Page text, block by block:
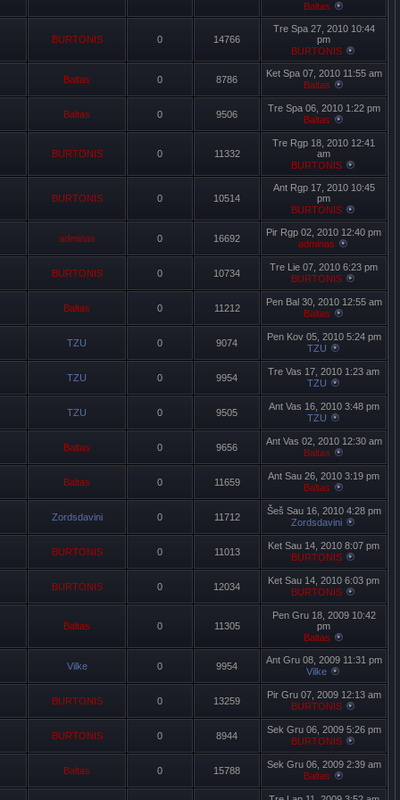
Baltas
BURTONIS 0 14766
Tre Spa 27, 2010 10:44
pm
BURTONIS
Baltas 0 8786
Ket Spa 07, 2010 11:55 am
Baltas
Baltas 0 9506
Tre Spa 06, 2010 1:22 pm
Baltas
BURTONIS 0 11332
Tre Rgp 18, 2010 12:41
am
BURTONIS
BURTONIS 0 10514
Ant Rgp 17, 2010 10:45
pm
BURTONIS
adminas 0 16692
Pir Rgp 02, 2010 12:40 pm
adminas
BURTONIS 0 10734
Tre Lie 07, 2010 6:23 pm
BURTONIS
Baltas 0 11212
Pen Bal 30, 2010 12:55 am
Baltas
TZU 0 9074
Pen Kov 05, 2010 5:24 pm
TZU
TZU 0 9954
Tre Vas 17, 2010 1:23 am
TZU
TZU 0 9505
Ant Vas 16, 2010 3:48 pm
TZU
Baltas 0 9656
Ant Vas 02, 2010 12:30 am
Baltas
Baltas 0 11659
Ant Sau 26, 2010 3:19 pm
Baltas
Zordsdavini 0 11712
Šeš Sau 16, 2010 4:28 pm
Zordsdavini
BURTONIS 0 11013
Ket Sau 14, 2010 8:07 pm
BURTONIS
BURTONIS 0 12034
Ket Sau 14, 2010 6:03 pm
BURTONIS
Baltas 0 11305
Pen Gru 18, 2009 10:42
pm
Baltas
Vilke 0 9954
Ant Gru 08, 2009 11:31 pm
Vilke
BURTONIS 0 13259
Pir Gru 07, 2009 12:13 am
BURTONIS
BURTONIS 0 8944
Sek Gru 06, 2009 5:26 pm
BURTONIS
Baltas 0 15788
Sek Gru 06, 2009 2:39 am
Baltas